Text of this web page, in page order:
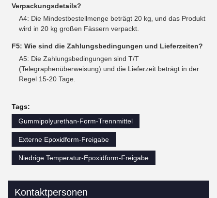
Verpackungsdetails?
A4: Die Mindestbestellmenge beträgt 20 kg, und das Produkt
wird in 20 kg großen Fässern verpackt.
F5: Wie sind die Zahlungsbedingungen und Lieferzeiten?
A5: Die Zahlungsbedingungen sind T/T
(Telegraphenüberweisung) und die Lieferzeit beträgt in der
Regel 15-20 Tage.
Tags:
Gummipolyurethan-Form-Trennmittel
Externe Epoxidform-Freigabe
Niedrige Temperatur-Epoxidform-Freigabe
Kontaktpersonen